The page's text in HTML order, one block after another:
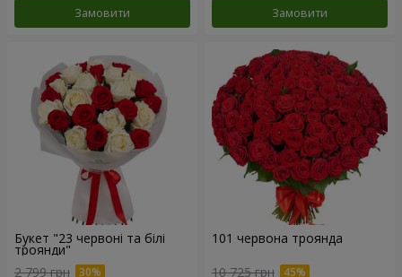
Замовити Замовити
Букет "23 червоні та білі
троянди"
2 799 грн
101 червона троянда
10 725 грн